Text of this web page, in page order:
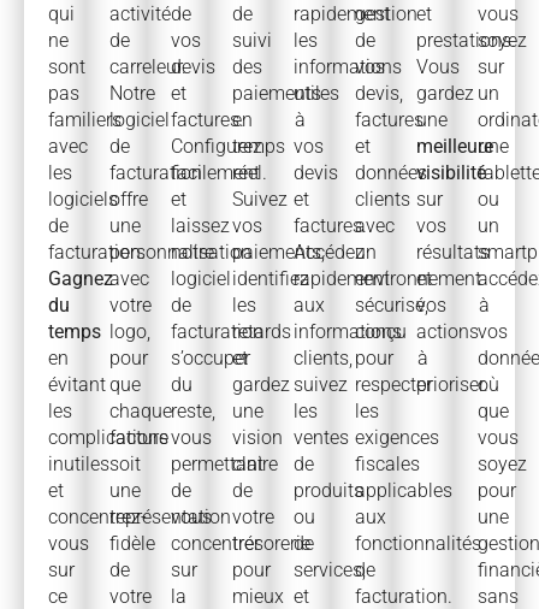
qui
ne
sont
pas
familiers
avec
les
logiciels
de
facturation.
Gagnez
du
temps
en
évitant
les
complications
inutiles
et
concentrez-
vous
sur
ce
activité
de
carreleur.
Notre
logiciel
de
facturation
offre
une
personnalisation
avec
votre
logo,
pour
que
chaque
facture
soit
une
représentation
fidèle
de
votre
de
vos
devis
et
factures.
Configurez
facilement
et
laissez
notre
logiciel
de
facturation
s’occuper
du
reste,
vous
permettant
de
vous
concentrer
sur
la
de
suivi
des
paiements
en
temps
réel.
Suivez
vos
paiements,
identifiez
les
retards
et
gardez
une
vision
claire
de
votre
trésorerie
pour
mieux
rapidement
les
informations
utiles
à
vos
devis
et
factures.
Accédez
rapidement
aux
informations
clients,
suivez
les
ventes
de
produits
ou
de
services,
et
gestion
de
vos
devis,
factures
et
données
clients
avec
un
environnement
sécurisé,
conçu
pour
respecter
les
exigences
fiscales
applicables
aux
fonctionnalités
de
facturation.
et
prestations.
Vous
gardez
une
meilleure
visibilité
sur
vos
résultats
et
vos
actions
à
prioriser.
vous
soyez
sur
un
une
ou
un
à
vos
où
que
vous
soyez
pour
une
sans